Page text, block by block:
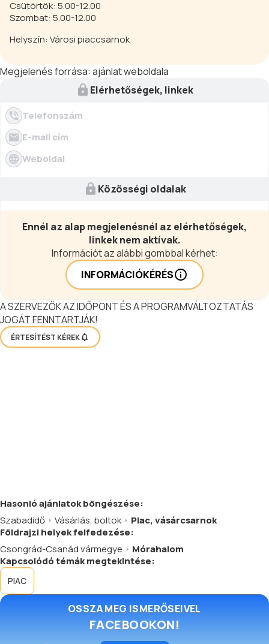
Csütörtök: 5.00-12.00
Szombat: 5.00-12.00
Helyszín: Városi piaccsarnok
Megjelenés forrása: ajánlat weboldala
Elérhetőségek, linkek
Telefonszám
E-mail cím
Weboldal
Közösségi oldalak
Ennél az alap megjelenésnél az elérhetőségek,
linkek nem aktívak.
Információt az alábbi gombbal kérhet:
INFORMÁCIÓKÉRÉS
A SZERVEZŐK AZ IDŐPONT ÉS A PROGRAMVÁLTOZTATÁS
JOGÁT FENNTARTJÁK!
ÉRTESÍTÉST KÉREK
Hasonlóajánlatokböngészése:
Szabadidő
Vásárlás, boltok
Piac, vásárcsarnok
Földrajzi helyek felfedezése:
Csongrád-Csanád vármegye
Mórahalom
Kapcsolódó témák megtekintése:
PIAC
OSSZA MEG ISMERŐSEIVEL
FACEBOOKON!